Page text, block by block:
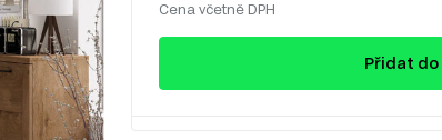
Cena včetně DPH
Přidat do